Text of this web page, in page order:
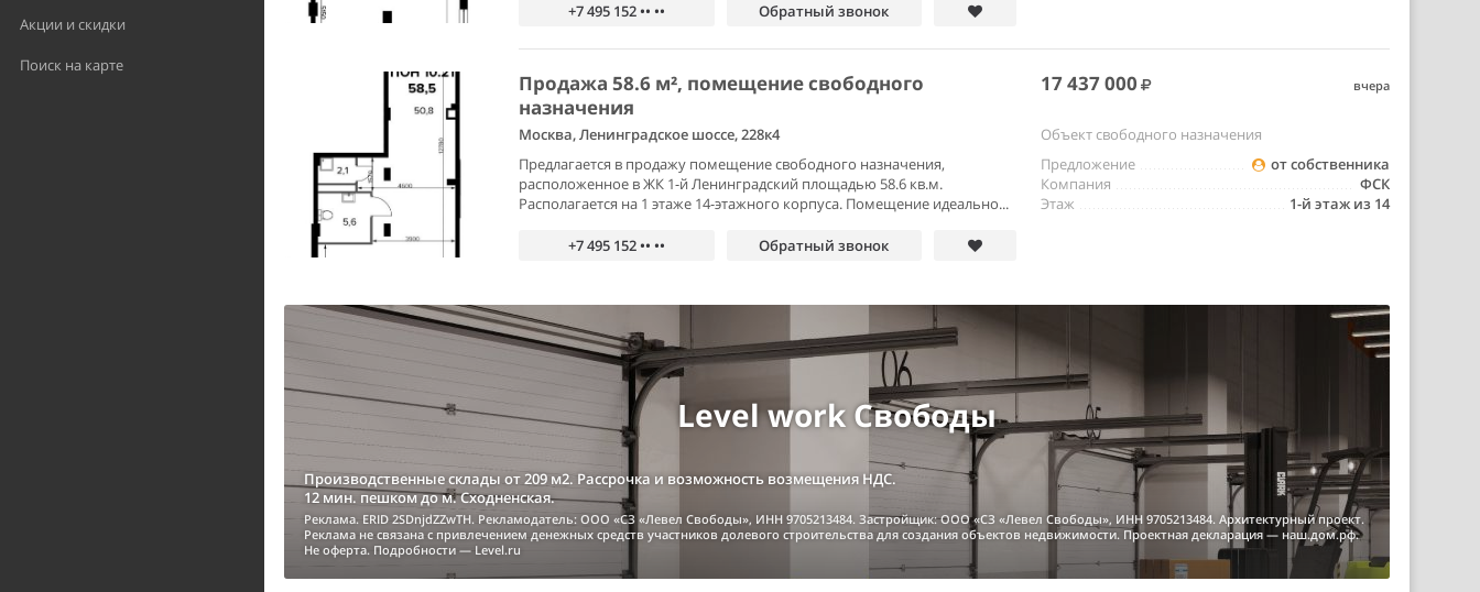
Акции и скидки
Поиск на карте
+7 495 152 •• •• Обратный звонок
Продажа 58.6 м², помещение свободного
назначения
17 437 000 вчера
Москва, Ленинградское шоссе, 228к4
Объект свободного назначения
Предлагается в продажу помещение свободного назначения,
расположенное в ЖК 1-й Ленинградский площадью 58.6 кв.м.
Располагается на 1 этаже 14-этажного корпуса. Помещение идеально...
от собственника
Предложение
ФСК
Компания
1-й этаж из 14
Этаж
+7 495 152 •• •• Обратный звонок
Level work Свободы
Производственные склады от 209 м2. Рассрочка и возможность возмещения НДС.
12 мин. пешком до м. Сходненская.
Реклама. ERID 2SDnjdZZwTH. Рекламодатель: ООО «СЗ «Левел Свободы», ИНН 9705213484. Застройщик: ООО «СЗ «Левел Свободы», ИНН 9705213484. Архитектурный проект.
Реклама не связана с привлечением денежных средств участников долевого строительства для создания объектов недвижимости. Проектная декларация — наш.дом.рф.
Не оферта. Подробности — Level.ru